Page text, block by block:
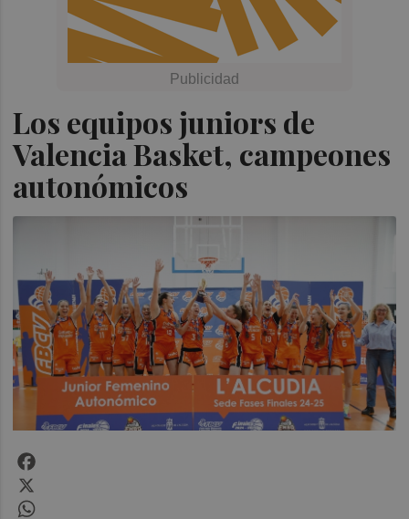
Los equipos juniors de
Valencia Basket, campeones
autonómicos